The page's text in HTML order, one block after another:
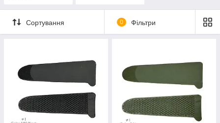
Сортування 0 Фільтри